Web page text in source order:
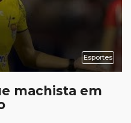
Esportes
machista em